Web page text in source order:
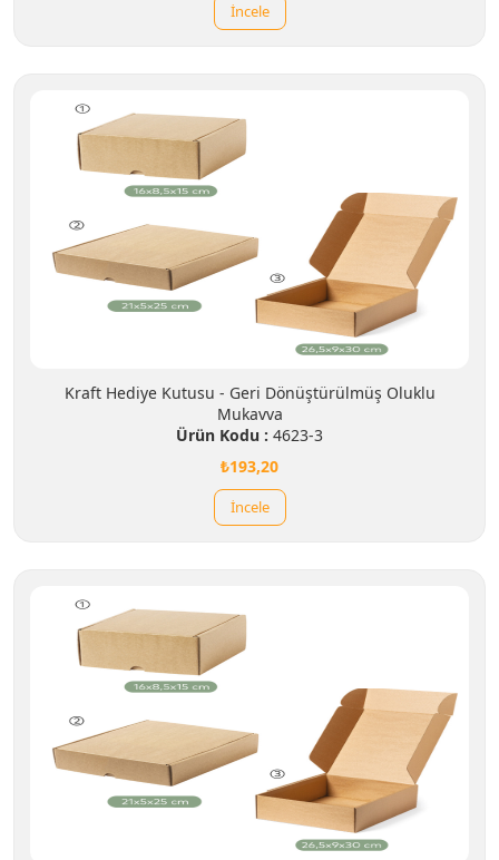
İncele
Kraft Hediye Kutusu - Geri Dönüştürülmüş Oluklu
Mukavva
Ürün Kodu : 4623-3
₺193,20
İncele